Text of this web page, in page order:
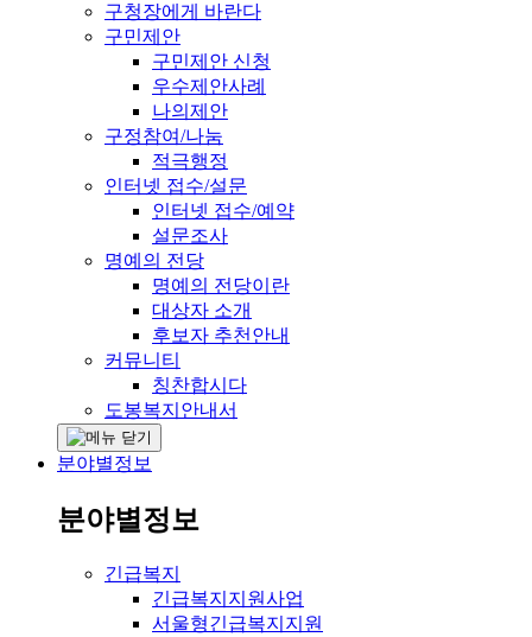
구청장에게 바란다
구민제안
구민제안 신청
우수제안사례
나의제안
구정참여/나눔
적극행정
인터넷 접수/설문
인터넷 접수/예약
설문조사
명예의 전당
명예의 전당이란
대상자 소개
후보자 추천안내
커뮤니티
칭찬합시다
도봉복지안내서
분야별정보
분야별정보
긴급복지
긴급복지지원사업
서울형긴급복지지원